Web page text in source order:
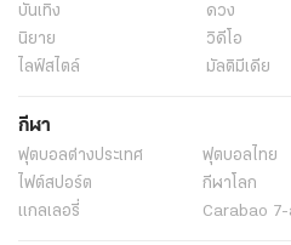
บันเทิง
ดวง
นิยาย
วิดีโอ
ไลฟ์สไตล์
มัลติมีเดีย
กีฬา
ฟุตบอลต่่างประเทศ ฟุตบอลไทย
ไฟต์สปอร์ต
กีฬาโลก
แกลเลอรี่
Carabao